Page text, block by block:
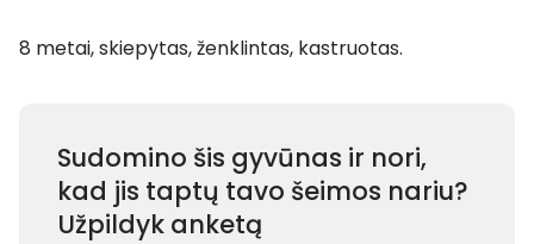
8 metai, skiepytas, ženklintas, kastruotas.
Sudomino šis gyvūnas ir nori,
kad jis taptų tavo šeimos nariu?
Užpildyk anketą